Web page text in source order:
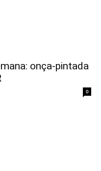
onça-pintada
0